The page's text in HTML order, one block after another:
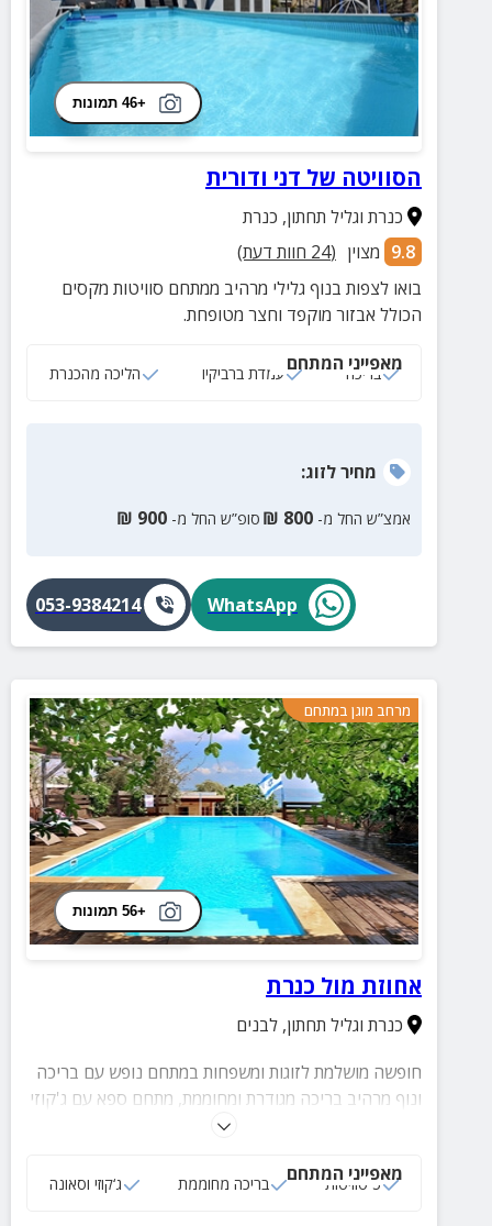
+46 תמונות
הסוויטה של דני ודורית
כנרת וגליל תחתון, כנרת
9.8 מצוין (
24 חוות דעת)
בואו לצפות בנוף גלילי מרהיב ממתחם סוויטות מקסים
הכולל אבזור מוקפד וחצר מטופחת.
מאפייני המתחם
בריכה עמדת ברביקיו הליכה מהכנרת
מחירלזוג:
אמצ”ש החל מ- 800
₪ סופ”ש החל מ- 900
₪
WhatsApp
053-9384214
מרחב מוגן במתחם
+56 תמונות
אחוזת מול כנרת
כנרת וגליל תחתון,לבנים
חופשה מושלמת לזוגות ומשפחות במתחם נופש עם בריכה
ונוף מרהיב בריכה מגודרת ומחוממת, מתחם ספא עם ג'קוזי
וסאונה יבשה, מגוון פינות ישיבה, עמדת מנגל מסודרת
מאפייני המתחם
5 סוויטות בריכה מחוממת ג‘קוזי וסאונה